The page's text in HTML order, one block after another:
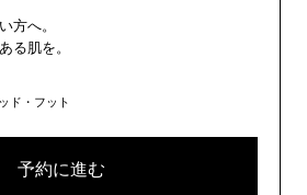
方へ。
る肌を。
ド・フット
予約に進む